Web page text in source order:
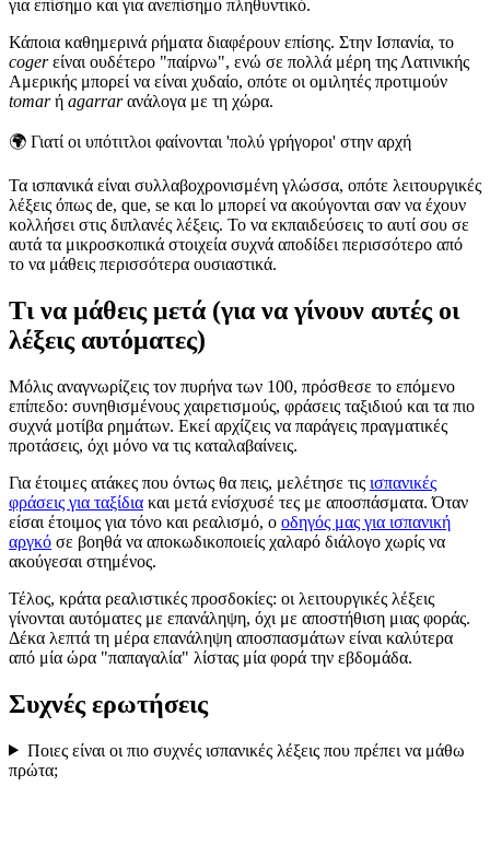
για επίσημο και για ανεπίσημο πληθυντικό.
Κάποια καθημερινά ρήματα διαφέρουν επίσης. Στην Ισπανία, το
cogerείναι ουδέτερο "παίρνω", ενώ σε πολλά μέρη της Λατινικής
Αμερικής μπορεί να είναι χυδαίο, οπότε οι ομιλητές προτιμούν
tomarή agarrarανάλογα με τη χώρα.
🌍 Γιατί οι υπότιτλοι φαίνονται 'πολύ γρήγοροι' στην αρχή
Τα ισπανικά είναι συλλαβοχρονισμένη γλώσσα, οπότε λειτουργικές
λέξεις όπως de, que, se και lo μπορεί να ακούγονται σαν να έχουν
κολλήσει στις διπλανές λέξεις. Το να εκπαιδεύσεις το αυτί σου σε
αυτά τα μικροσκοπικά στοιχεία συχνά αποδίδει περισσότερο από
το να μάθεις περισσότερα ουσιαστικά.
Τι να μάθεις μετά (για να γίνουν αυτές οι
λέξεις αυτόματες)
Μόλις αναγνωρίζεις τον πυρήνα των 100, πρόσθεσε το επόμενο
επίπεδο: συνηθισμένους χαιρετισμούς, φράσεις ταξιδιού και τα πιο
συχνά μοτίβα ρημάτων. Εκεί αρχίζεις να παράγεις πραγματικές
προτάσεις, όχι μόνο να τις καταλαβαίνεις.
Για έτοιμες ατάκες που όντως θα πεις, μελέτησε τις ισπανικές
φράσεις για ταξίδια και μετά ενίσχυσέ τες με αποσπάσματα. Όταν
είσαι έτοιμος για τόνο και ρεαλισμό, ο οδηγός μας για ισπανική
αργκό σε βοηθά να αποκωδικοποιείς χαλαρό διάλογο χωρίς να
ακούγεσαι στημένος.
Τέλος, κράτα ρεαλιστικές προσδοκίες: οι λειτουργικές λέξεις
γίνονται αυτόματες με επανάληψη, όχι με αποστήθιση μιας φοράς.
Δέκα λεπτά τη μέρα επανάληψη αποσπασμάτων είναι καλύτερα
από μία ώρα "παπαγαλία" λίστας μία φορά την εβδομάδα.
Συχνές ερωτήσεις
Ποιες είναι οι πιο συχνές ισπανικές λέξεις που πρέπει να μάθω
πρώτα;